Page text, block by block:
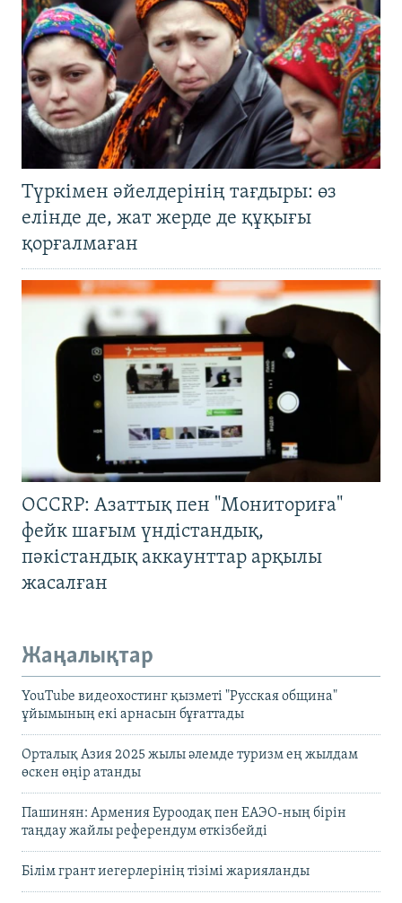
Түркімен әйелдерінің тағдыры: өз
елінде де, жат жерде де құқығы
қорғалмаған
OCCRP: Азаттық пен "Мониториға"
фейк шағым үндістандық,
пәкістандық аккаунттар арқылы
жасалған
Жаңалықтар
YouTube видеохостинг қызметі "Русская община"
ұйымының екі арнасын бұғаттады
Орталық Азия 2025 жылы әлемде туризм ең жылдам
өскен өңір атанды
Пашинян: Армения Еуроодақ пен ЕАЭО-ның бірін
таңдау жайлы референдум өткізбейді
Білім грант иегерлерінің тізімі жарияланды